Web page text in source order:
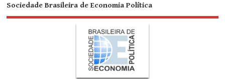
Sociedade Brasileira de Economia Política